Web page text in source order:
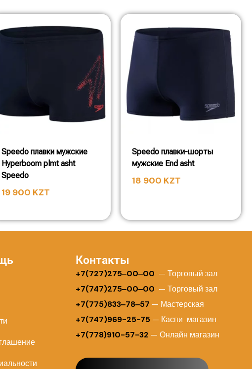
Speedo плавки мужские
Hyperboom plmt asht
Speedo
19 900 KZT
Speedo плавки-шорты
мужские End asht
18 900 KZT
Контакты
+7(727)275‒00‒00 — Торговый зал
+7(747)275‒00‒00 — Торговый зал
+7(775)833‒78‒57 — Мастерская
+7(747)969-25-75— Каспи магазин
+7(778)910-57-32 — Онлайн магазин